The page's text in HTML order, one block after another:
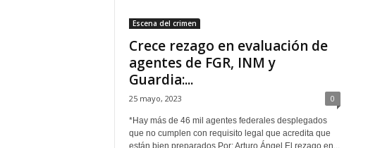
Escena del crimen
Crece rezago en evaluación de
agentes de FGR, INM y
Guardia:...
25 mayo, 2023 0
*Hay más de 46 mil agentes federales desplegados
que no cumplen con requisito legal que acredita que
están bien preparados Por: Arturo Ángel El rezago en...